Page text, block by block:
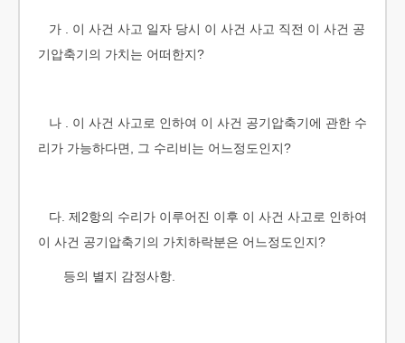
가 . 이 사건 사고 일자 당시 이 사건 사고 직전 이 사건 공
기압축기의 가치는 어떠한지?
나 . 이 사건 사고로 인하여 이 사건 공기압축기에 관한 수
리가 가능하다면, 그 수리비는 어느정도인지?
다. 제2항의 수리가 이루어진 이후 이 사건 사고로 인하여
이 사건 공기압축기의 가치하락분은 어느정도인지?
등의 별지 감정사항.